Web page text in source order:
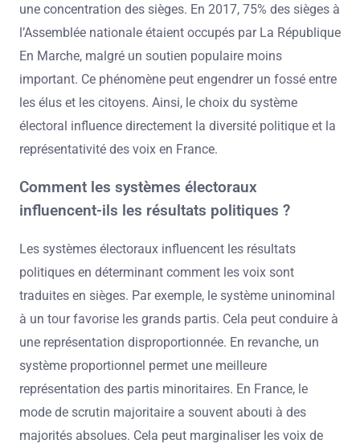
une concentration des sièges. En 2017, 75% des sièges à
l’Assemblée nationale étaient occupés par La République
En Marche, malgré un soutien populaire moins
important. Ce phénomène peut engendrer un fossé entre
les élus et les citoyens. Ainsi, le choix du système
électoral influence directement la diversité politique et la
représentativité des voix en France.
Comment les systèmes électoraux
influencent-ils les résultats politiques ?
Les systèmes électoraux influencent les résultats
politiques en déterminant comment les voix sont
traduites en sièges. Par exemple, le système uninominal
à un tour favorise les grands partis. Cela peut conduire à
une représentation disproportionnée. En revanche, un
système proportionnel permet une meilleure
représentation des partis minoritaires. En France, le
mode de scrutin majoritaire a souvent abouti à des
majorités absolues. Cela peut marginaliser les voix de